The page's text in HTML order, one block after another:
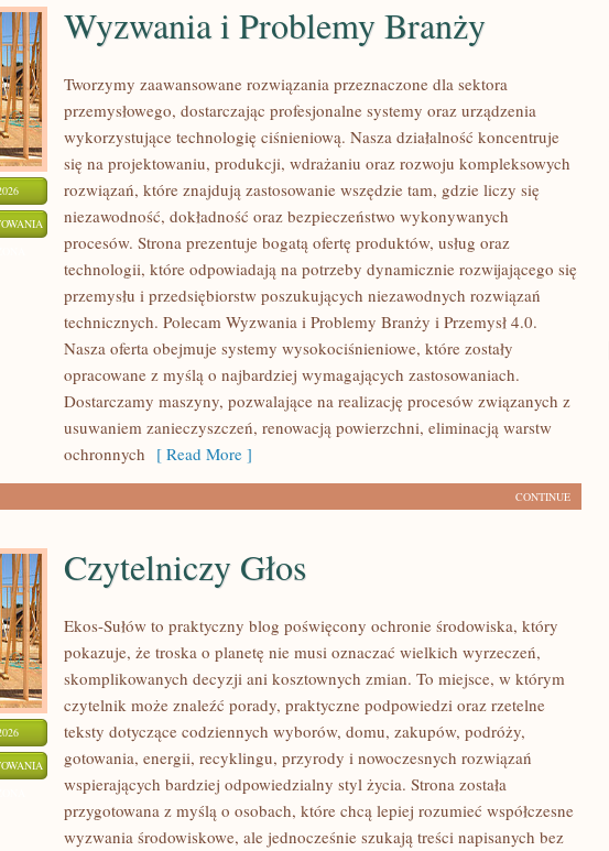
WYZWANIA
PROBLEMY
BRANŻY
Wyzwania i Problemy Branży
Tworzymy zaawansowane rozwiązania przeznaczone dla sektora
przemysłowego, dostarczając profesjonalne systemy oraz urządzenia
wykorzystujące technologię ciśnieniową. Nasza działalność koncentruje
się na projektowaniu, produkcji, wdrażaniu oraz rozwoju kompleksowych
rozwiązań, które znajdują zastosowanie wszędzie tam, gdzie liczy się
niezawodność, dokładność oraz bezpieczeństwo wykonywanych
procesów. Strona prezentuje bogatą ofertę produktów, usług oraz
technologii, które odpowiadają na potrzeby dynamicznie rozwijającego się
przemysłu i przedsiębiorstw poszukujących niezawodnych rozwiązań
technicznych. Polecam Wyzwania i Problemy Branży i Przemysł 4.0.
Nasza oferta obejmuje systemy wysokociśnieniowe, które zostały
opracowane z myślą o najbardziej wymagających zastosowaniach.
Dostarczamy maszyny, pozwalające na realizację procesów związanych z
usuwaniem zanieczyszczeń, renowacją powierzchni, eliminacją warstw
ochronnych [ Read More ]
CONTINUE
CZYTELNICZY
GŁOS
Czytelniczy Głos
Ekos-Sułów to praktyczny blog poświęcony ochronie środowiska, który
pokazuje, że troska o planetę nie musi oznaczać wielkich wyrzeczeń,
skomplikowanych decyzji ani kosztownych zmian. To miejsce, w którym
czytelnik może znaleźć porady, praktyczne podpowiedzi oraz rzetelne
teksty dotyczące codziennych wyborów, domu, zakupów, podróży,
gotowania, energii, recyklingu, przyrody i nowoczesnych rozwiązań
wspierających bardziej odpowiedzialny styl życia. Strona została
przygotowana z myślą o osobach, które chcą lepiej rozumieć współczesne
wyzwania środowiskowe, ale jednocześnie szukają treści napisanych bez